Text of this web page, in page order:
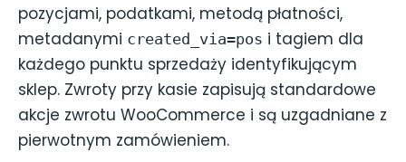
pozycjami, podatkami, metodą płatności,
metadanymi created_via=pos i tagiem dla
każdego punktu sprzedaży identyfikującym
sklep. Zwroty przy kasie zapisują standardowe
akcje zwrotu WooCommerce i są uzgadniane z
pierwotnym zamówieniem.